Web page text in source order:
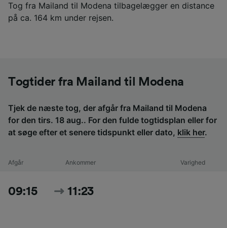
Tog fra Mailand til Modena tilbagelægger en distance
på ca. 164 km under rejsen.
Togtider fra Mailand til Modena
Tjek de næste tog, der afgår fra Mailand til Modena
for den tirs. 18 aug.. For den fulde togtidsplan eller for
at søge efter et senere tidspunkt eller dato, klik her.
Afgår Ankommer Varighed
09:15 11:23